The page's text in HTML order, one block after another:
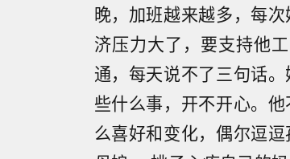
晚，加班越来越多，每
济压力大了，要支持他
通，每天说不了三句话
些什么事，开不开心。
么喜好和变化，偶尔逗